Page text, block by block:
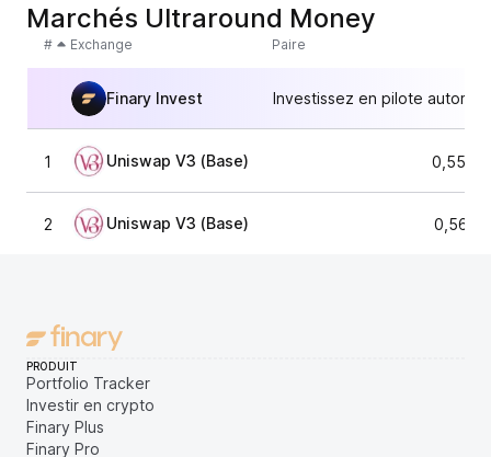
Marchés Ultraround Money
# Exchange Paire
Finary Invest Investissez en pilote
1 Uniswap V3 (Base)
2 Uniswap V3 (Base)
PRODUIT
Portfolio Tracker
Investir en crypto
Finary Plus
Finary Pro